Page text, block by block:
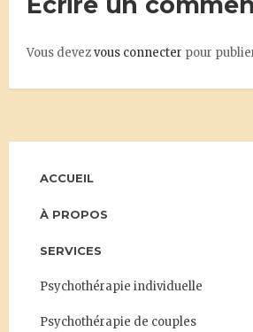
Vous devezvous connecter pour
ACCUEIL
À PROPOS
SERVICES
Psychothérapie individuelle
Psychothérapie de couples